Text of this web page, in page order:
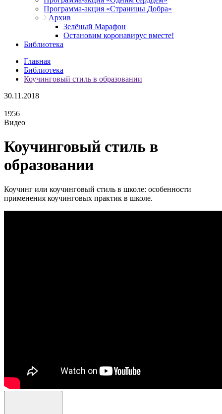
Программа-акция «Страницы Добра»
Архив
Зелёный Марафон
Остановим коронавирус вместе!
Библиотека
Главная
Библиотека
Коучинговый стиль в образовании
30.11.2018
1956
Видео
Коучинговый стиль в
образовании
Коучинг или коучинговый стиль в школе: особенности
применения коучинговых практик в школе.